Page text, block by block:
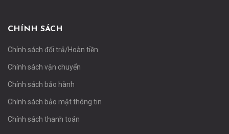
CHÍNH SÁCH
Chính sách đổi trả/Hoàn tiền
Chính sách vận chuyển
Chính sách bảo hành
Chính sách bảo mật thông tin
Chính sách thanh toán